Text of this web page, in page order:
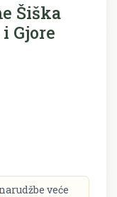
Šiška
Gjore
veće